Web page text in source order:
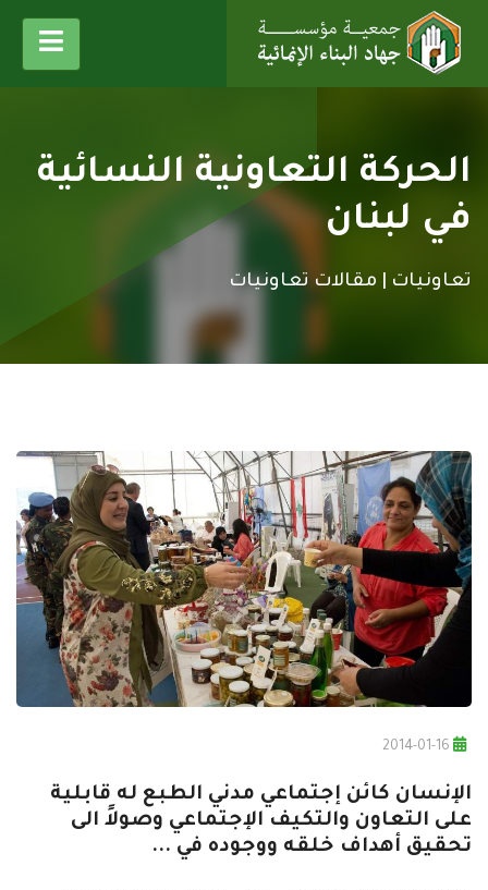
الحركة التعاونية النسائية
في لبنان
تعاونيات | مقالات تعاونيات
الإنسان كائن إجتماعي مدني الطبع له قابلية
على التعاون والتكيف الإجتماعي وصولاً الى
تحقيق أهداف خلقه ووجوده في ...